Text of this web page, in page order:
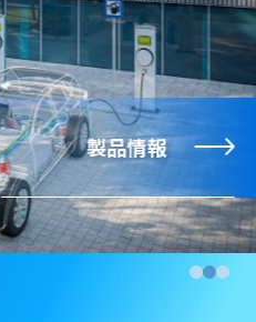
企業情報
製品情報
モビリティに、新し
い鼓動を